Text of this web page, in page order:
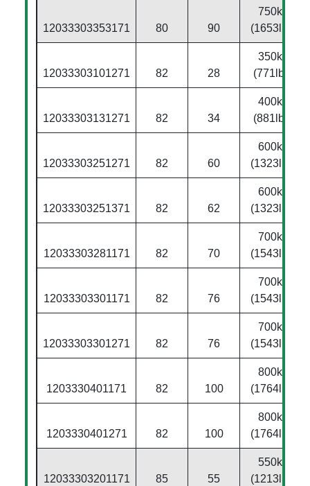
12033303353171 80 90
750kg
(1653lbs)
12033303101271 82 28
350kg
(771lbs)
12033303131271 82 34
400kg
(881lbs)
12033303251271 82 60
600kg
(1323lbs)
12033303251371 82 62
600kg
(1323lbs)
12033303281171 82 70
700kg
(1543lbs)
12033303301171 82 76
700kg
(1543lbs)
12033303301271 82 76
700kg
(1543lbs)
1203330401171 82 100
800kg
(1764lbs)
1203330401271 82 100
800kg
(1764lbs)
12033303201171 85 55
550kg
(1213lbs)